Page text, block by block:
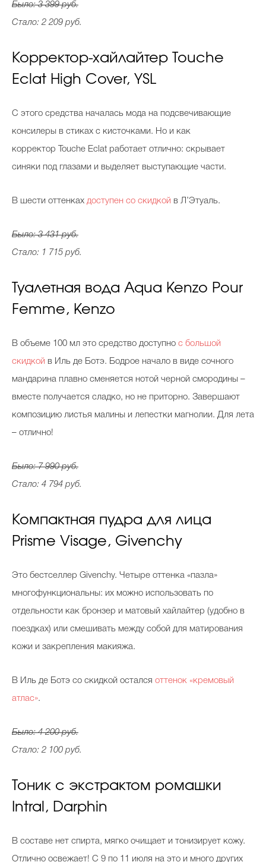
Было: 3 399 руб.
Стало: 2 209 руб.
Корректор-хайлайтер Touche
Eclat High Cover, YSL
C этого средства началась мода на подсвечивающие
консилеры в стиках с кисточками. Но и как
корректор Touche Eclat работает отлично: скрывает
синяки под глазами и выделяет выступающие части.
В шести оттенках доступен со скидкой в Л’Этуаль.
Было: 3 431 руб.
Стало: 1 715 руб.
Туалетная вода Aqua Kenzo Pour
Femme, Kenzo
В объеме 100 мл это средство доступно с большой
скидкой в Иль де Ботэ. Бодрое начало в виде сочного
мандарина плавно сменяется нотой черной смородины –
вместе получается сладко, но не приторно. Завершают
композицию листья малины и лепестки магнолии. Для лета
– отлично!
Было: 7 990 руб.
Стало: 4 794 руб.
Компактная пудра для лица
Prisme Visage, Givenchy
Это бестселлер Givenchy. Четыре оттенка «пазла»
многофункциональны: их можно использовать по
отдельности как бронзер и матовый хайлайтер (удобно в
поездках) или смешивать между собой для матирования
кожи и закрепления макияжа.
В Иль де Ботэ со скидкой остался оттенок «кремовый
атлас».
Было: 4 200 руб.
Стало: 2 100 руб.
Тоник с экстрактом ромашки
Intral, Darphin
В составе нет спирта, мягко очищает и тонизирует кожу.
Отлично освежает! С 9 по 11 июля на это и много других